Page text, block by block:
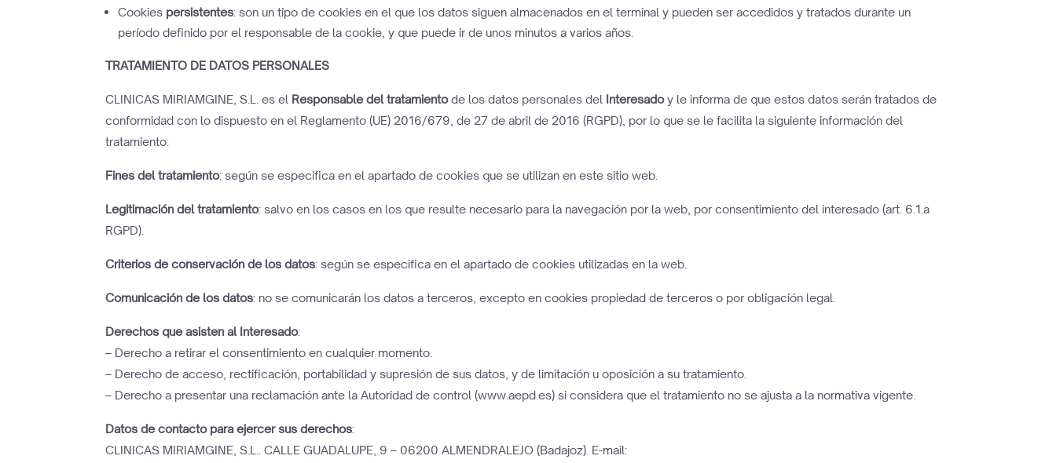
Cookies persistentes: son un tipo de cookies en el que los datos siguen almacenados en el terminal y pueden ser accedidos y tratados durante un
período definido por el responsable de la cookie, y que puede ir de unos minutos a varios años.
TRATAMIENTO DE DATOS PERSONALES
CLINICAS MIRIAMGINE, S.L. es el Responsable del tratamiento de los datos personales del Interesado y le informa de que estos datos serán tratados de
conformidad con lo dispuesto en el Reglamento (UE) 2016/679, de 27 de abril de 2016 (RGPD), por lo que se le facilita la siguiente información del
tratamiento:
Fines del tratamiento: según se especifica en el apartado de cookies que se utilizan en este sitio web.
Legitimación del tratamiento: salvo en los casos en los que resulte necesario para la navegación por la web, por consentimiento del interesado (art. 6.1.a
RGPD).
Criterios de conservación de los datos: según se especifica en el apartado de cookies utilizadas en la web.
Comunicación de los datos: no se comunicarán los datos a terceros, excepto en cookies propiedad de terceros o por obligación legal.
Derechos que asisten al Interesado:
– Derecho a retirar el consentimiento en cualquier momento.
– Derecho de acceso, rectificación, portabilidad y supresión de sus datos, y de limitación u oposición a su tratamiento.
– Derecho a presentar una reclamación ante la Autoridad de control (www.aepd.es) si considera que el tratamiento no se ajusta a la normativa vigente.
Datos de contacto para ejercer sus derechos:
CLINICAS MIRIAMGINE, S.L.. CALLE GUADALUPE, 9 – 06200 ALMENDRALEJO (Badajoz). E-mail: